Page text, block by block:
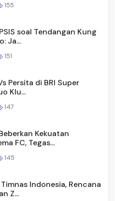
155
soal Tendangan Kung
Ja...
151
Persita di BRI Super
Klu...
147
Kekuatan
FC, Tegas...
145
Indonesia, Rencana
Z...